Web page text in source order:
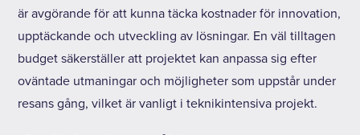
är avgörande för att kunna täcka kostnader för innovation,
upptäckande och utveckling av lösningar. En väl tilltagen
budget säkerställer att projektet kan anpassa sig efter
oväntade utmaningar och möjligheter som uppstår under
resans gång, vilket är vanligt i teknikintensiva projekt.